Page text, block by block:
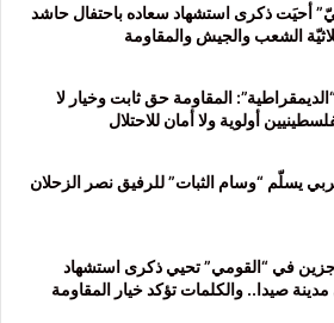
أحيَت ذكرى استشهاد سعاده باحتفال حاشد
الشعب والجيش والمقاومة
المقاومة حق ثابت وخيار لا
أولوية ولا أمان للاحتلال
يسلّم “وسام الثبات” للرفيق نصر الزحلان
جزين في “القومي” تحيي ذكرى استشهاد
صيدا.. والكلمات تؤكد خيار المقاومة